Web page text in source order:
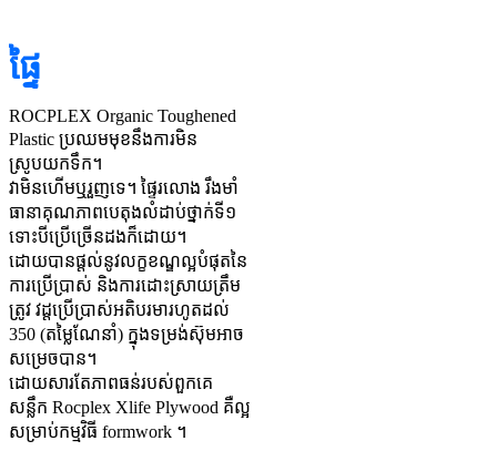
ផ្ទៃ
ROCPLEX Organic Toughened
Plastic ប្រឈមមុខនឹងការមិន
ស្រូបយកទឹក។
វាមិនហើមឬរួញទេ។ ផ្ទៃរលោង រឹងមាំ
ធានាគុណភាពបេតុងលំដាប់ថ្នាក់ទី១
ទោះបីប្រើច្រើនដងក៏ដោយ។
ដោយបានផ្តល់នូវលក្ខខណ្ឌល្អបំផុតនៃ
ការប្រើប្រាស់ និងការដោះស្រាយត្រឹម
ត្រូវ វដ្តប្រើប្រាស់អតិបរមារហូតដល់
350 (តម្លៃណែនាំ) ក្នុងទម្រង់ស៊ុមអាច
សម្រេចបាន។
ដោយសារតែភាពធន់របស់ពួកគេ
សន្លឹក Rocplex Xlife Plywood គឺល្អ
សម្រាប់កម្មវិធី formwork ។